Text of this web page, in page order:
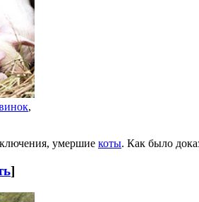
,
умершие коты. Как было
]